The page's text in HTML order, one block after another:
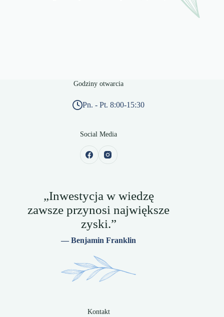
Godziny otwarcia
Pn. - Pt. 8:00-15:30
Social Media
„Inwestycja w wiedzę
zawsze przynosi największe
zyski.”
— Benjamin Franklin
Kontakt